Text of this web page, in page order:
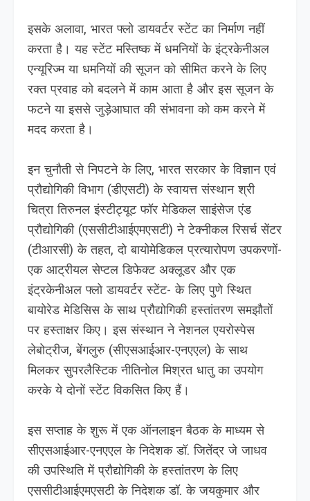
इसके अलावा, भारत फ्लो डायवर्टर स्टेंट का निर्माण नहीं
करता है। यह स्टेंट मस्तिष्क में धमनियों के इंट्रकेनीअल
एन्यूरिज्म या धमनियों की सूजन को सीमित करने के लिए
रक्त प्रवाह को बदलने में काम आता है और इस सूजन के
फटने या इससे जुड़ेआघात की संभावना को कम करने में
मदद करता है।
इन चुनौती से निपटने के लिए, भारत सरकार के विज्ञान एवं
प्रौद्योगिकी विभाग (डीएसटी) के स्वायत्त संस्थान श्री
चित्रा तिरुनल इंस्टीट्यूट फॉर मेडिकल साइंसेज एंड
प्रौद्योगिकी (एससीटीआईएमएसटी) ने टेक्नीकल रिसर्च सेंटर
(टीआरसी) के तहत, दो बायोमेडिकल प्रत्यारोपण उपकरणों-
एक आट्रीयल सेप्टल डिफेक्ट अक्लूडर और एक
इंट्रकेनीअल फ्लो डायवर्टर स्टेंट- के लिए पुणे स्थित
बायोरेड मेडिसिस के साथ प्रौद्योगिकी हस्तांतरण समझौतों
पर हस्ताक्षर किए। इस संस्थान ने नेशनल एयरोस्पेस
लेबोट्रीज, बेंगलुरु (सीएसआईआर-एनएएल) के साथ
मिलकर सुपरलैस्टिक नीतिनोल मिश्रत धातु का उपयोग
करके ये दोनों स्टेंट विकसित किए हैं।
इस सप्ताह के शुरू में एक ऑनलाइन बैठक के माध्यम से
सीएसआईआर-एनएएल के निदेशक डॉ. जितेंद्र जे जाधव
की उपस्थिति में प्रौद्योगिकी के हस्तांतरण के लिए
एससीटीआईएमएसटी के निदेशक डॉ. के जयकुमार और